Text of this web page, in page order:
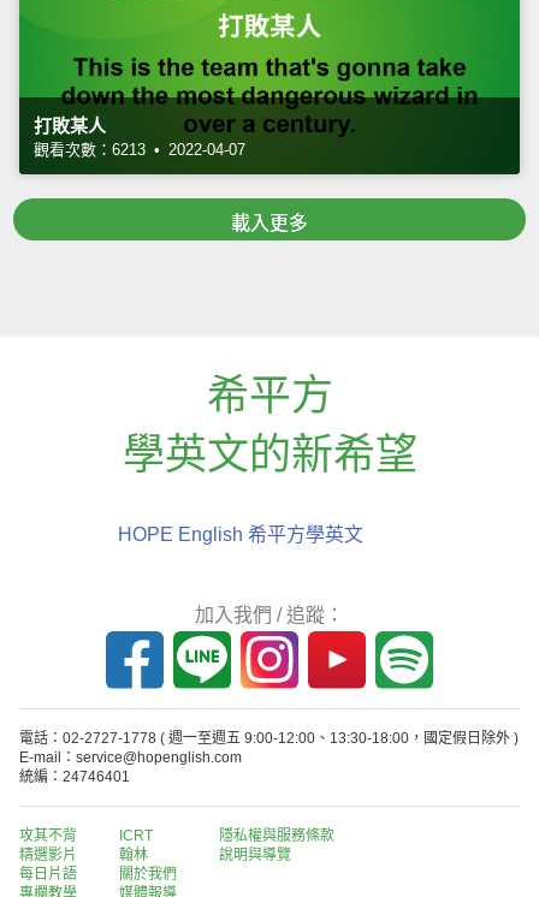
打敗某人
觀看次數：6213 • 2022-04-07
載入更多
希平方
學英文的新希望
HOPE English 希平方學英文
加入我們 / 追蹤：
電話：02-2727-1778 ( 週一至週五 9:00-12:00、13:30-18:00，國定假日除外 )
E-mail：service@hopenglish.com
統編：24746401
攻其不背
精選影片
每日片語
專欄教學
ICRT
翰林
關於我們
媒體報導
隱私權與服務條款
說明與導覽